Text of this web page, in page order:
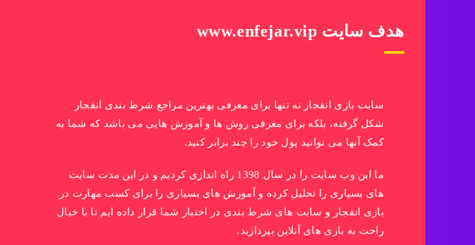
هدف سایت www.enfejar.vip
سایت بازی انفجار نه تنها برای معرفی بهترین مراجع شرط بندی انفجار
شکل گرفته، بلکه برای معرفی روش ها و آموزش هایی می باشد که شما به
کمک آنها می توانید پول خود را چند برابر کنید.
ما این وب سایت را در سال 1398 راه اندازی کردیم و در این مدت سایت
های بسیاری را تحلیل کرده و آموزش های بسیاری را برای کسب مهارت در
بازی انفجار و سایت های شرط بندی در اختیار شما قرار داده ایم تا با خیال
راحت به بازی های آنلاین بپردازید.